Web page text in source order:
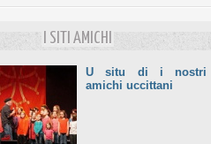
I SITI AMICHI
U situ di i nostri
amichi uccittani